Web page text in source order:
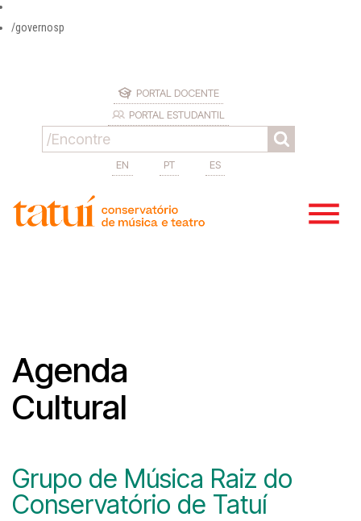
/governosp
PORTAL DOCENTE
PORTAL ESTUDANTIL
EN PT ES
Agenda
Cultural
Grupo de Música Raiz do
Conservatório de Tatuí